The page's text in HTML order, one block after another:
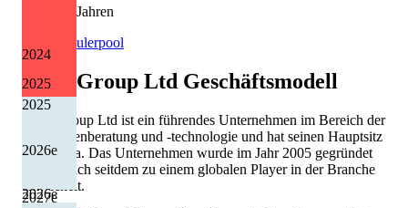
2025
2026e
2024
2025
2026e
2027e
1 von 13 Jahren
Quelle: Eulerpool
Altus Group Ltd Geschäftsmodell
Altus Group Ltd ist ein führendes Unternehmen im Bereich der
Immobilienberatung und -technologie und hat seinen Hauptsitz
in Kanada. Das Unternehmen wurde im Jahr 2005 gegründet
und hat sich seitdem zu einem globalen Player in der Branche
entwickelt.